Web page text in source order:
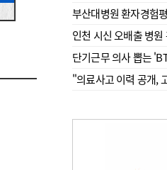
부산대병원 환자경험
인천 시신 오배출 병
단기근무 의사 뽑는
"의료사고 이력 공개,